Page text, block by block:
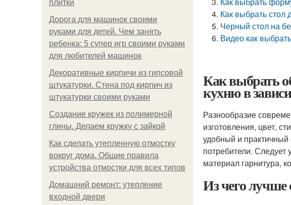
плитки
Дорога для машинок своими
руками для детей. Чем занять
ребенка: 5 супер игр своими руками
для любителей машинок
Декоративные кирпичи из гипсовой
штукатурки. Стена под кирпич из
штукатурки своими руками
Создание кружек из полимерной
глины. Делаем кружку с зайкой
Как сделать утепленную отмостку
вокруг дома. Общие правила
устройства отмостки для всех типов
Домашний ремонт: утепление
входной двери
Как выбрать стол
Черный стол на
Видео как
Как выбрать
кухню в
Разнообразие
изготовления, цвет,
удобный и
потребители.
материал гарнитура,
Из чего